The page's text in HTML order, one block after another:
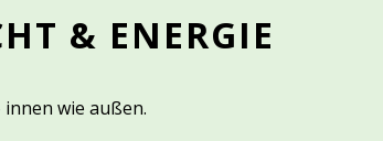
& ENERGIE
wie außen.